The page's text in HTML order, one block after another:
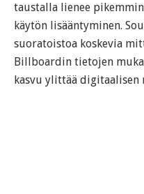
taustalla lienee
käytön lisääntyminen.
suoratoistoa koskevia
Billboardin tietojen
kasvu ylittää digitaalisen